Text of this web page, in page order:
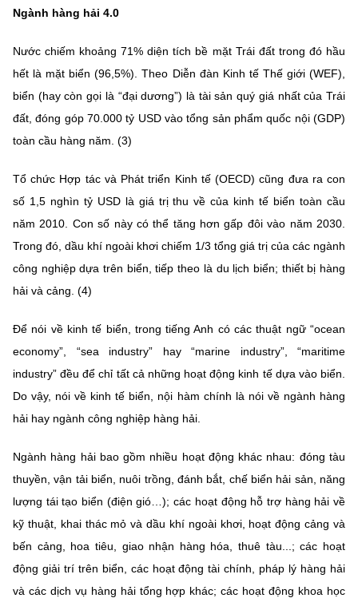
Ngành hàng hải 4.0
Nước chiếm khoảng 71% diện tích bề mặt Trái đất trong đó hầu
hết là mặt biển (96,5%). Theo Diễn đàn Kinh tế Thế giới (WEF),
biển (hay còn gọi là “đại dương”) là tài sản quý giá nhất của Trái
đất, đóng góp 70.000 tỷ USD vào tổng sản phẩm quốc nội (GDP)
toàn cầu hàng năm. (3)
Tổ chức Hợp tác và Phát triển Kinh tế (OECD) cũng đưa ra con
số 1,5 nghìn tỷ USD là giá trị thu về của kinh tế biển toàn cầu
năm 2010. Con số này có thể tăng hơn gấp đôi vào năm 2030.
Trong đó, dầu khí ngoài khơi chiếm 1/3 tổng giá trị của các ngành
công nghiệp dựa trên biển, tiếp theo là du lịch biển; thiết bị hàng
hải và cảng. (4)
Để nói về kinh tế biển, trong tiếng Anh có các thuật ngữ “ocean
economy”, “sea industry” hay “marine industry”, “maritime
industry” đều để chỉ tất cả những hoạt động kinh tế dựa vào biển.
Do vậy, nói về kinh tế biển, nội hàm chính là nói về ngành hàng
hải hay ngành công nghiệp hàng hải.
Ngành hàng hải bao gồm nhiều hoạt động khác nhau: đóng tàu
thuyền, vận tải biển, nuôi trồng, đánh bắt, chế biển hải sản, năng
lượng tái tạo biển (điện gió…); các hoạt động hỗ trợ hàng hải về
kỹ thuật, khai thác mỏ và dầu khí ngoài khơi, hoạt động cảng và
bến cảng, hoa tiêu, giao nhận hàng hóa, thuê tàu...; các hoạt
động giải trí trên biển, các hoạt động tài chính, pháp lý hàng hải
và các dịch vụ hàng hải tổng hợp khác; các hoạt động khoa học